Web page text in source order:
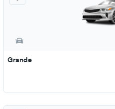
Grande